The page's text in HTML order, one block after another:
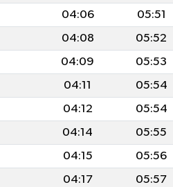
04:06 05:51
04:08 05:52
04:09 05:53
04:11 05:54
04:12 05:54
04:14 05:55
04:15 05:56
04:17 05:57